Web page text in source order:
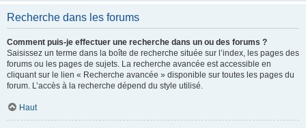
Recherche dans les forums
Comment puis-je effectuer une recherche dans un ou des forums ?
Saisissez un terme dans la boîte de recherche située sur l’index, les pages des
forums ou les pages de sujets. La recherche avancée est accessible en
cliquant sur le lien « Recherche avancée » disponible sur toutes les pages du
forum. L’accès à la recherche dépend du style utilisé.
Haut